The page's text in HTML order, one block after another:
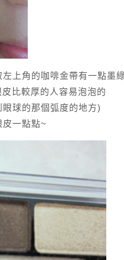
上角的咖啡金帶有一點
比較厚的人容易泡泡的
球的那個弧度的地方)
一點點~